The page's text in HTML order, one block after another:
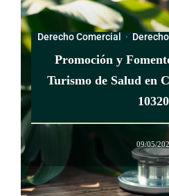
el que ella haya sido ofendida,
ante una funcionaria judicial.
la denuncia dicha, se requiera un
durante éste la ofendida podrá
de su elección.
(Así modificada su numeración
igualdad salarial entre mujeres y
marzo del 2019, que lo
17)
Derecho Comercial ·
Promoción y
Turismo de Salud en
09/05/